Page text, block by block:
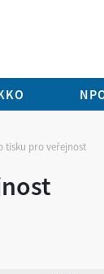
tisku pro veřejnost